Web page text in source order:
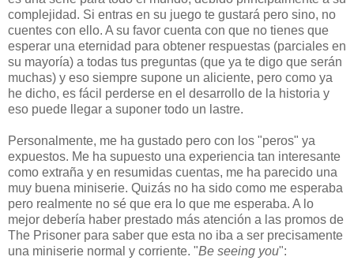
complejidad. Si entras en su juego te gustará pero sino, no
cuentes con ello. A su favor cuenta con que no tienes que
esperar una eternidad para obtener respuestas (parciales en
su mayoría) a todas tus preguntas (que ya te digo que serán
muchas) y eso siempre supone un aliciente, pero como ya
he dicho, es fácil perderse en el desarrollo de la historia y
eso puede llegar a suponer todo un lastre.
Personalmente, me ha gustado pero con los "peros" ya
expuestos. Me ha supuesto una experiencia tan interesante
como extraña y en resumidas cuentas, me ha parecido una
muy buena miniserie. Quizás no ha sido como me esperaba
pero realmente no sé que era lo que me esperaba. A lo
mejor debería haber prestado más atención a las promos de
The Prisoner para saber que esta no iba a ser precisamente
una miniserie normal y corriente. "Be seeing you":